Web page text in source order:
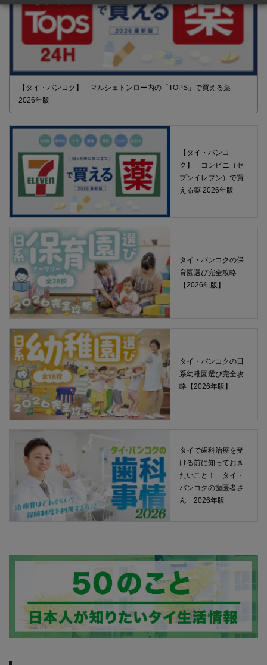
【タイ・バンコク】 マルシェトンロー内の「TOPS」で買える薬
2026年版
【タイ・バンコ
ク】 コンビニ（セ
ブンイレブン）で買
える薬 2026年版
タイ・バンコクの保
育園選び完全攻略
【2026年版】
タイ・バンコクの日
系幼稚園選び完全攻
略【2026年版】
タイで歯科治療を受
ける前に知っておき
たいこと！ タイ・
バンコクの歯医者さ
ん 2026年版